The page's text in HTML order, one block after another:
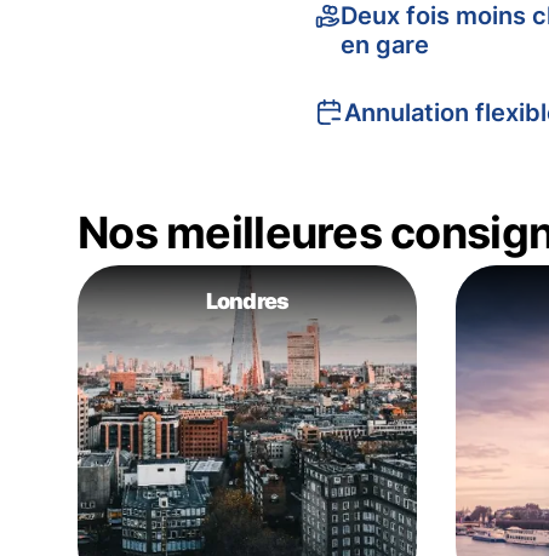
Deux fois moins
en gare
Annulation
Nos meilleures
Londres